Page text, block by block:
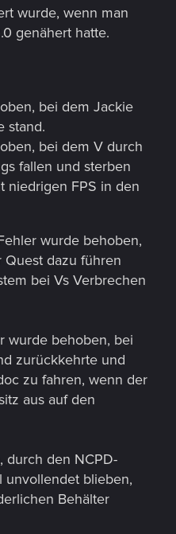
wurde, wenn man
genähert hatte.
bei dem Jackie
stand.
bei dem V durch
fallen und sterben
niedrigen FPS in den
wurde behoben,
dazu führen
bei Vs Verbrechen
wurde behoben, bei
zurückkehrte und
zu fahren, wenn der
aus auf den
durch den NCPD-
unvollendet blieben,
Behälter